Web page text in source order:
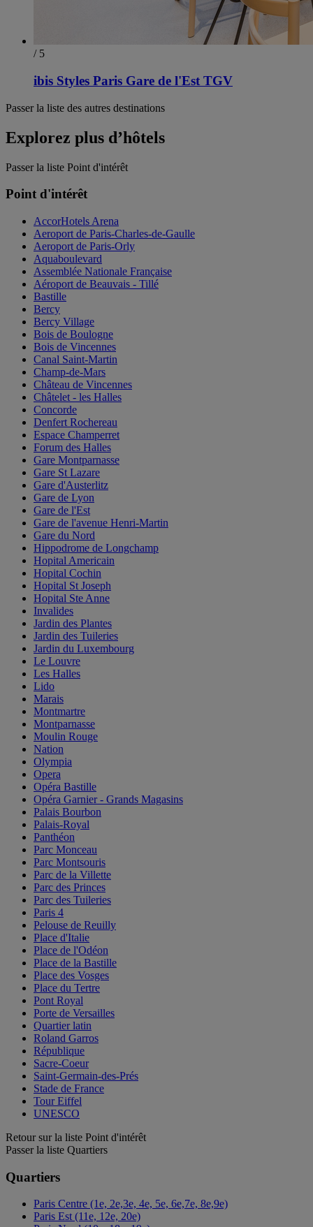
/ 5
ibis Styles Paris Gare de l'Est TGV
Passer la liste des autres destinations
Explorez plus d’hôtels
Passer la liste Point d'intérêt
Point d'intérêt
AccorHotels Arena
Aeroport de Paris-Charles-de-Gaulle
Aeroport de Paris-Orly
Aquaboulevard
Assemblée Nationale Française
Aéroport de Beauvais - Tillé
Bastille
Bercy
Bercy Village
Bois de Boulogne
Bois de Vincennes
Canal Saint-Martin
Champ-de-Mars
Château de Vincennes
Châtelet - les Halles
Concorde
Denfert Rochereau
Espace Champerret
Forum des Halles
Gare Montparnasse
Gare St Lazare
Gare d'Austerlitz
Gare de Lyon
Gare de l'Est
Gare de l'avenue Henri-Martin
Gare du Nord
Hippodrome de Longchamp
Hopital Americain
Hopital Cochin
Hopital St Joseph
Hopital Ste Anne
Invalides
Jardin des Plantes
Jardin des Tuileries
Jardin du Luxembourg
Le Louvre
Les Halles
Lido
Marais
Montmartre
Montparnasse
Moulin Rouge
Nation
Olympia
Opera
Opéra Bastille
Opéra Garnier - Grands Magasins
Palais Bourbon
Palais-Royal
Panthéon
Parc Monceau
Parc Montsouris
Parc de la Villette
Parc des Princes
Parc des Tuileries
Paris 4
Pelouse de Reuilly
Place d'Italie
Place de l'Odéon
Place de la Bastille
Place des Vosges
Place du Tertre
Pont Royal
Porte de Versailles
Quartier latin
Roland Garros
République
Sacre-Coeur
Saint-Germain-des-Prés
Stade de France
Tour Eiffel
UNESCO
Retour sur la liste Point d'intérêt
Passer la liste Quartiers
Quartiers
Paris Centre (1e, 2e,3e, 4e, 5e, 6e,7e, 8e,9e)
Paris Est (11e, 12e, 20e)